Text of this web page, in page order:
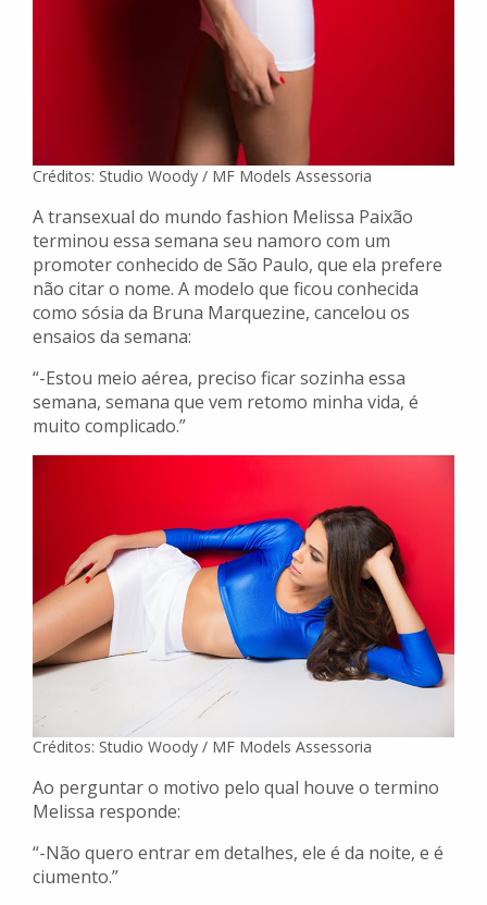
Créditos: Studio Woody / MF Models Assessoria
A transexual do mundo fashion Melissa Paixão
terminou essa semana seu namoro com um
promoter conhecido de São Paulo, que ela prefere
não citar o nome. A modelo que ficou conhecida
como sósia da Bruna Marquezine, cancelou os
ensaios da semana:
“-Estou meio aérea, preciso ficar sozinha essa
semana, semana que vem retomo minha vida, é
muito complicado.”
Créditos: Studio Woody / MF Models Assessoria
Ao perguntar o motivo pelo qual houve o termino
Melissa responde:
“-Não quero entrar em detalhes, ele é da noite, e é
ciumento.”